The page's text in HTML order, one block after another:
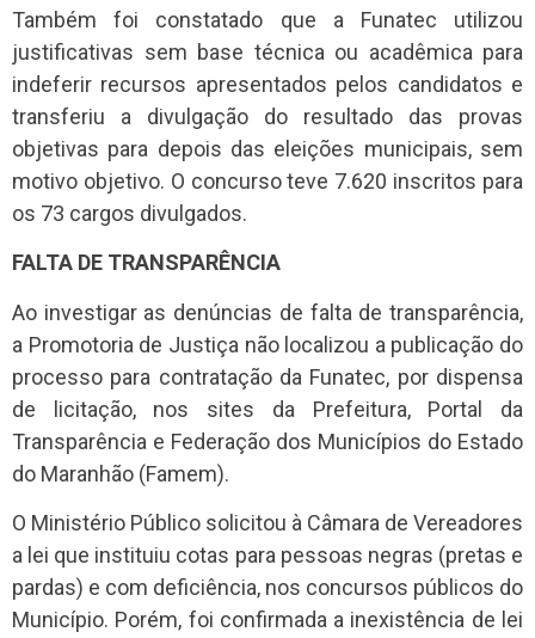
Também foi constatado que a Funatec utilizou
justificativas sem base técnica ou acadêmica para
indeferir recursos apresentados pelos candidatos e
transferiu a divulgação do resultado das provas
objetivas para depois das eleições municipais, sem
motivo objetivo. O concurso teve 7.620 inscritos para
os 73 cargos divulgados.
FALTA DE TRANSPARÊNCIA
Ao investigar as denúncias de falta de transparência,
a Promotoria de Justiça não localizou a publicação do
processo para contratação da Funatec, por dispensa
de licitação, nos sites da Prefeitura, Portal da
Transparência e Federação dos Municípios do Estado
do Maranhão (Famem).
O Ministério Público solicitou à Câmara de Vereadores
a lei que instituiu cotas para pessoas negras (pretas e
pardas) e com deficiência, nos concursos públicos do
Município. Porém, foi confirmada a inexistência de lei